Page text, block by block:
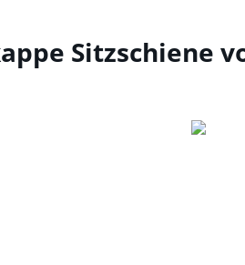
Sitzschiene